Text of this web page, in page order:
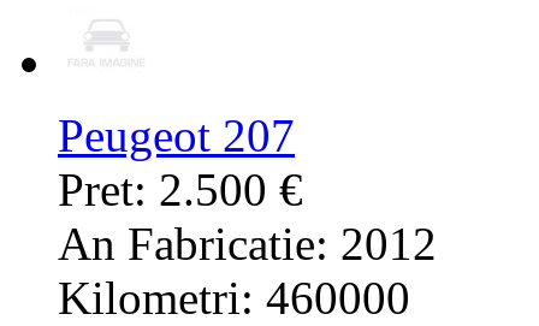
Peugeot 207
Pret: 2.500 €
An Fabricatie: 2012
Kilometri: 460000